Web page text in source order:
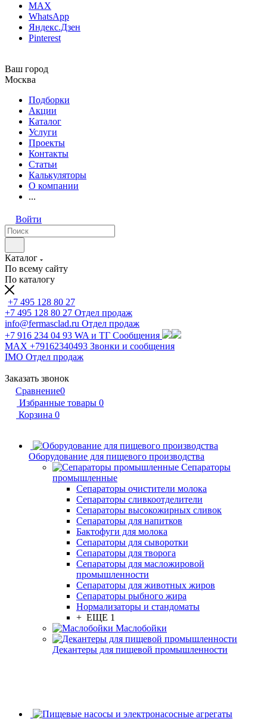
MAX
WhatsApp
Яндекс.Дзен
Pinterest
Ваш город
Москва
Подборки
Акции
Каталог
Услуги
Проекты
Контакты
Статьи
Калькуляторы
О компании
...
Войти
Каталог
По всему сайту
По каталогу
+7 495 128 80 27
+7 495 128 80 27 Отдел продаж
info@fermasclad.ru Отдел продаж
+7 916 234 04 93 WA и ТГ Сообщения
MAX +79162340493 Звонки и сообщения
IMO Отдел продаж
Заказать звонок
Сравнение0
Избранные товары 0
Корзина 0
Оборудование для пищевого производства
Сепараторы
промышленные
Сепараторы очистители молока
Сепараторы сливкоотделители
Сепараторы высокожирных сливок
Сепараторы для напитков
Бактофуги для молока
Сепараторы для сыворотки
Сепараторы для творога
Сепараторы для масложировой
промышленности
Сепараторы для животных жиров
Сепараторы рыбного жира
Нормализаторы и стандоматы
+ ЕЩЕ 1
Маслобойки
Декантеры для пищевой промышленности